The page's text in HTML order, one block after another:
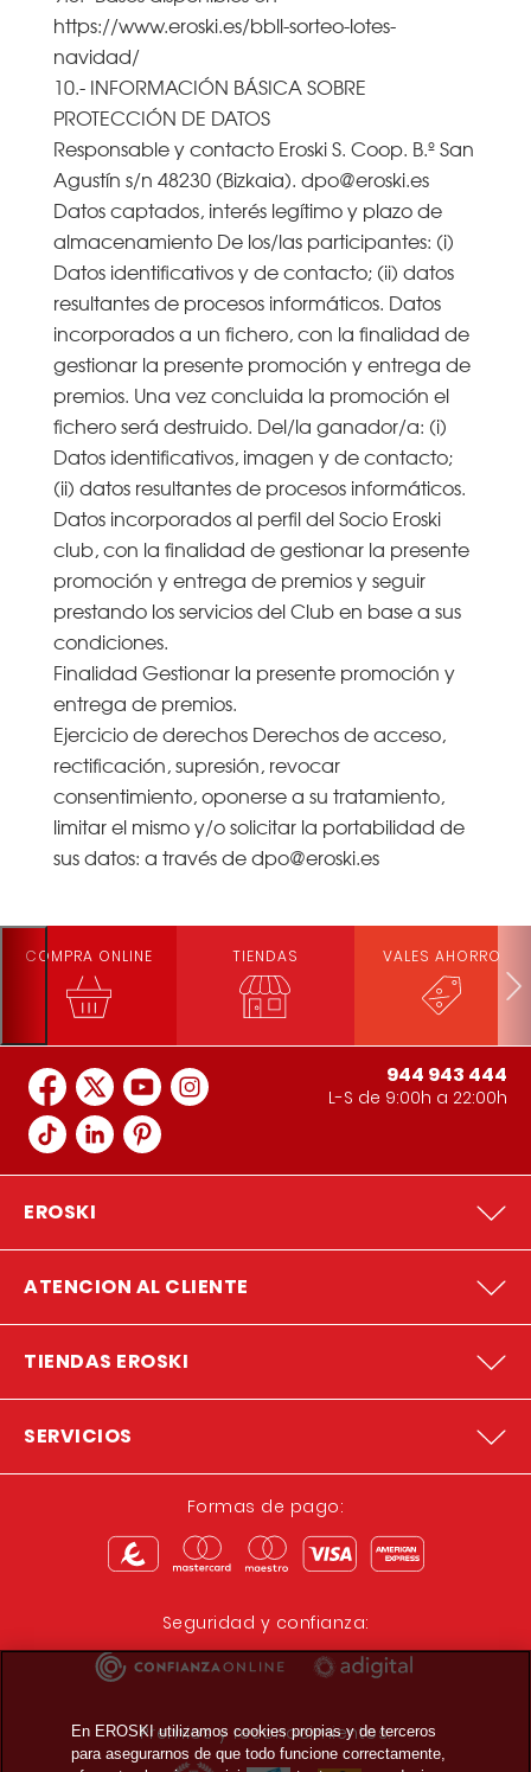
https://www.eroski.es/bbll-sorteo-lotes-
navidad/
10.- INFORMACIÓN BÁSICA SOBRE
PROTECCIÓN DE DATOS
Responsable y contacto Eroski S. Coop. B.º San
Agustín s/n 48230 (Bizkaia). dpo@eroski.es
Datos captados, interés legítimo y plazo de
almacenamiento De los/las participantes: (i)
Datos identificativos y de contacto; (ii) datos
resultantes de procesos informáticos. Datos
incorporados a un fichero, con la finalidad de
gestionar la presente promoción y entrega de
premios. Una vez concluida la promoción el
fichero será destruido. Del/la ganador/a: (i)
Datos identificativos, imagen y de contacto;
(ii) datos resultantes de procesos informáticos.
Datos incorporados al perfil del Socio Eroski
club, con la finalidad de gestionar la presente
promoción y entrega de premios y seguir
prestando los servicios del Club en base a sus
condiciones.
Finalidad Gestionar la presente promoción y
entrega de premios.
Ejercicio de derechos Derechos de acceso,
rectificación, supresión, revocar
consentimiento, oponerse a su tratamiento,
limitar el mismo y/o solicitar la portabilidad de
sus datos: a través de dpo@eroski.es
COMPRA ONLINE TIENDAS VALES AHORRO
944 943 444
L-S de 9:00h a 22:00h
EROSKI
ATENCION AL CLIENTE
TIENDAS EROSKI
SERVICIOS
Formas de pago:
Seguridad y confianza:
Premios y reconocimientos:
En EROSKI utilizamos cookies propias y de terceros
para asegurarnos de que todo funcione correctamente,